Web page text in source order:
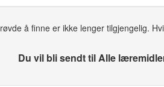
å finne er ikke lenger tilgjengelig.
Du vil bli sendt til Alle